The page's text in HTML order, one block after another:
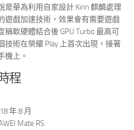
是華為利用自家設計 Kirin 麒麟處理
遊戲加速技術，效果會有需要遊戲
軟硬體結合後 GPU Turbo 最高可
技術在榮耀 Play 上首次出現，接著
機上。
程
年 8 月
Mate RS